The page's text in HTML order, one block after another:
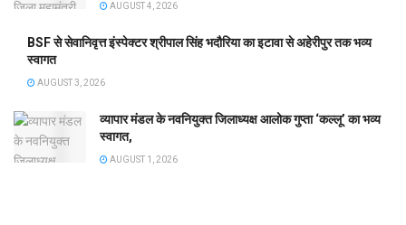
AUGUST 4, 2026
BSF से सेवानिवृत्त इंस्पेक्टर श्रीपाल सिंह भदौरिया का इटावा से अहेरीपुर तक भव्य
स्वागत
AUGUST 3, 2026
व्यापार मंडल के नवनियुक्त जिलाध्यक्ष आलोक गुप्ता ‘कल्लू’ का भव्य
स्वागत,
AUGUST 1, 2026